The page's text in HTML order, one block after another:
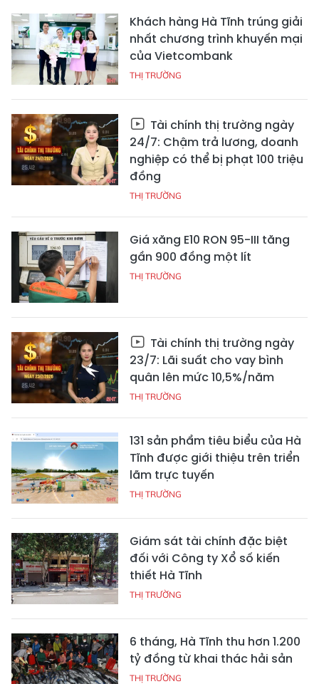
Khách hàng Hà Tĩnh trúng giải
nhất chương trình khuyến mại
của Vietcombank
THỊ TRƯỜNG
Tài chính thị trường ngày
24/7: Chậm trả lương, doanh
nghiệp có thể bị phạt 100 triệu
đồng
THỊ TRƯỜNG
Giá xăng E10 RON 95-III tăng
gần 900 đồng một lít
THỊ TRƯỜNG
Tài chính thị trường ngày
23/7: Lãi suất cho vay bình
quân lên mức 10,5%/năm
THỊ TRƯỜNG
131 sản phẩm tiêu biểu của Hà
Tĩnh được giới thiệu trên triển
lãm trực tuyến
THỊ TRƯỜNG
Giám sát tài chính đặc biệt
đối với Công ty Xổ số kiến
thiết Hà Tĩnh
THỊ TRƯỜNG
6 tháng, Hà Tĩnh thu hơn 1.200
tỷ đồng từ khai thác hải sản
THỊ TRƯỜNG